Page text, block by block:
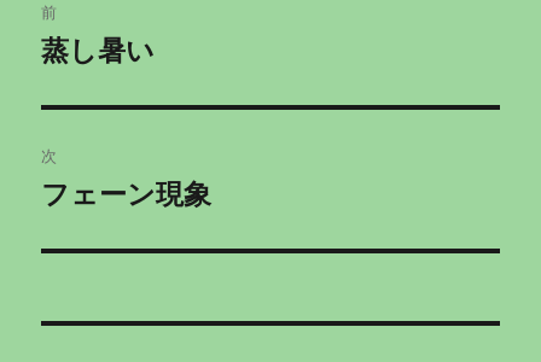
稿
ビ
ゲ
ー
前
前
投
稿:
蒸し暑い
次
次
投
フェーン現象